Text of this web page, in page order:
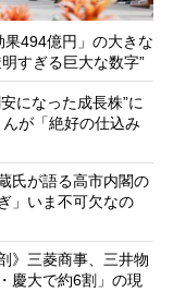
494億円」の大きな
すぎる巨大な数字”
になった成長株”に
が「絶好の仕込み
氏が語る高市内閣の
」いま不可欠なの
》三菱商事、三井物
慶大で約6割」の現